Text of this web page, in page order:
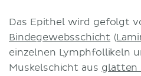
Das Epithel wird gefolgt
Bindegewebsschicht (
einzelnen Lymphfollikeln
Muskelschicht aus glatten